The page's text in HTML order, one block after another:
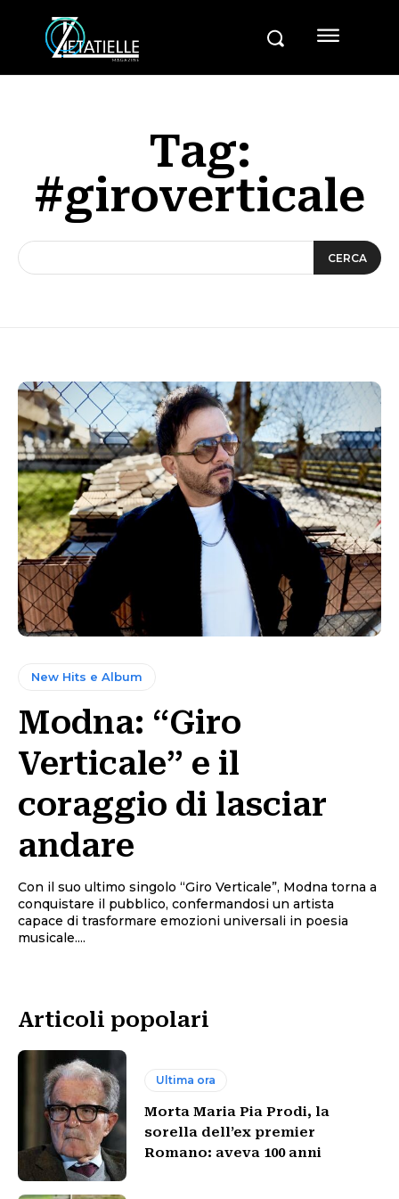
Tag:
#giroverticale
CERCA
New Hits e Album
Modna: “Giro
Verticale” e il
coraggio di lasciar
andare
Con il suo ultimo singolo “Giro Verticale”, Modna torna a
conquistare il pubblico, confermandosi un artista
capace di trasformare emozioni universali in poesia
musicale....
Articoli popolari
Ultima ora
Morta Maria Pia Prodi, la
sorella dell’ex premier
Romano: aveva 100 anni